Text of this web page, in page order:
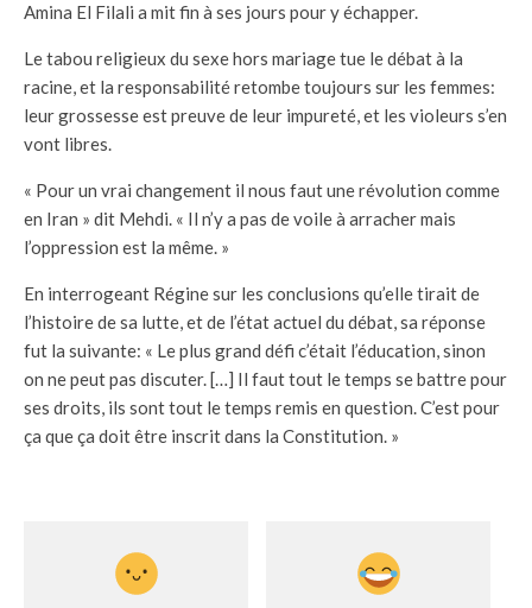
Amina El Filali a mit fin à ses jours pour y échapper.
Le tabou religieux du sexe hors mariage tue le débat à la
racine, et la responsabilité retombe toujours sur les femmes:
leur grossesse est preuve de leur impureté, et les violeurs s’en
vont libres.
« Pour un vrai changement il nous faut une révolution comme
en Iran » dit Mehdi. « Il n’y a pas de voile à arracher mais
l’oppression est la même. »
En interrogeant Régine sur les conclusions qu’elle tirait de
l’histoire de sa lutte, et de l’état actuel du débat, sa réponse
fut la suivante: « Le plus grand défi c’était l’éducation, sinon
on ne peut pas discuter. […] Il faut tout le temps se battre pour
ses droits, ils sont tout le temps remis en question. C’est pour
ça que ça doit être inscrit dans la Constitution. »